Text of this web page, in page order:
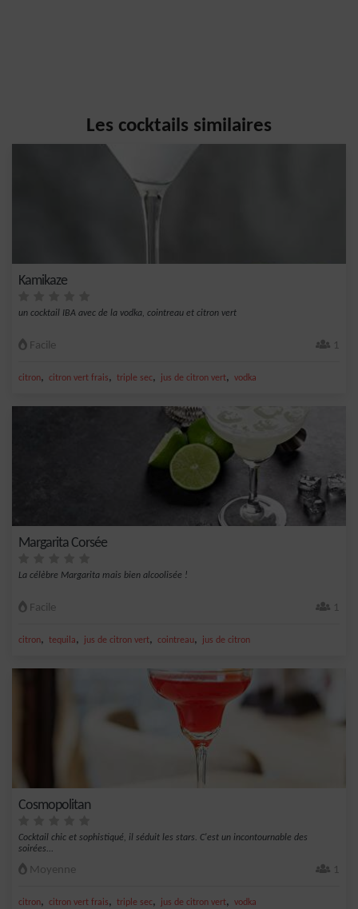
Les cocktails similaires
Kamikaze
un cocktail IBA avec de la vodka, cointreau et citron vert
Facile 1
citron, citron vert frais, triple sec, jus de citron vert, vodka
Margarita Corsée
La célèbre Margarita mais bien alcoolisée !
Facile 1
citron, tequila, jus de citron vert, cointreau, jus de citron
Cosmopolitan
Cocktail chic et sophistiqué, il séduit les stars. C'est un incontournable des
soirées...
Moyenne 1
citron, citron vert frais, triple sec, jus de citron vert, vodka